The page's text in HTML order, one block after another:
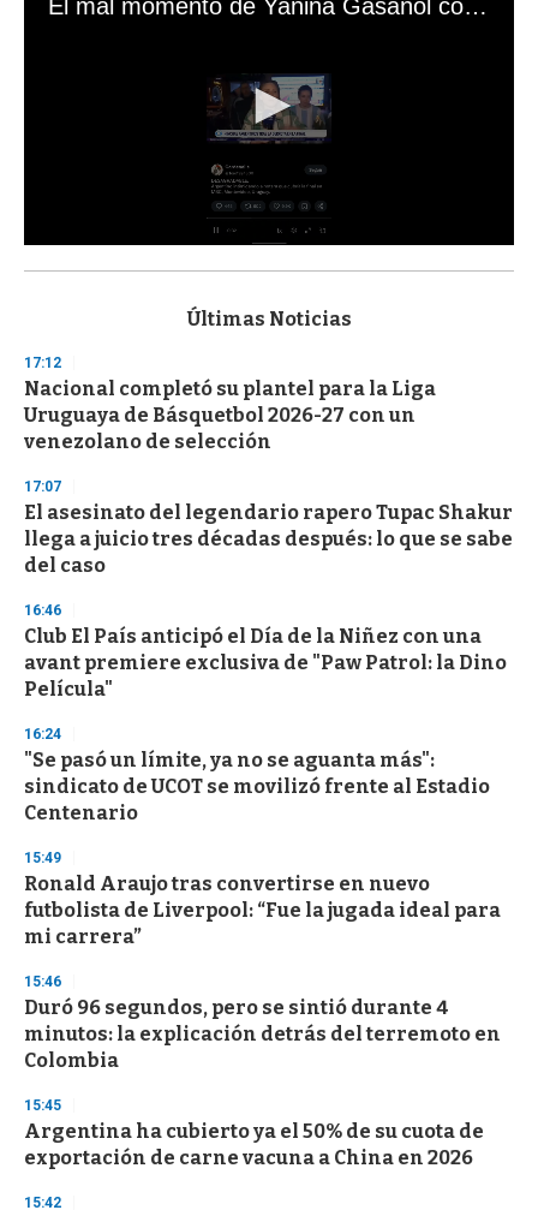
El mal momento de Yanina Gasañol con un hincha argentino en "Subrayado"
s
d
s
o
f
3
s
e
c
o
n
Últimas Noticias
17:12
Nacional completó su plantel para la Liga
Uruguaya de Básquetbol 2026-27 con un
venezolano de selección
17:07
El asesinato del legendario rapero Tupac Shakur
llega a juicio tres décadas después: lo que se sabe
del caso
16:46
Club El País anticipó el Día de la Niñez con una
avant premiere exclusiva de "Paw Patrol: la Dino
Película"
16:24
"Se pasó un límite, ya no se aguanta más":
sindicato de UCOT se movilizó frente al Estadio
Centenario
15:49
Ronald Araujo tras convertirse en nuevo
futbolista de Liverpool: “Fue la jugada ideal para
mi carrera”
15:46
Duró 96 segundos, pero se sintió durante 4
minutos: la explicación detrás del terremoto en
Colombia
15:45
Argentina ha cubierto ya el 50% de su cuota de
exportación de carne vacuna a China en 2026
15:42